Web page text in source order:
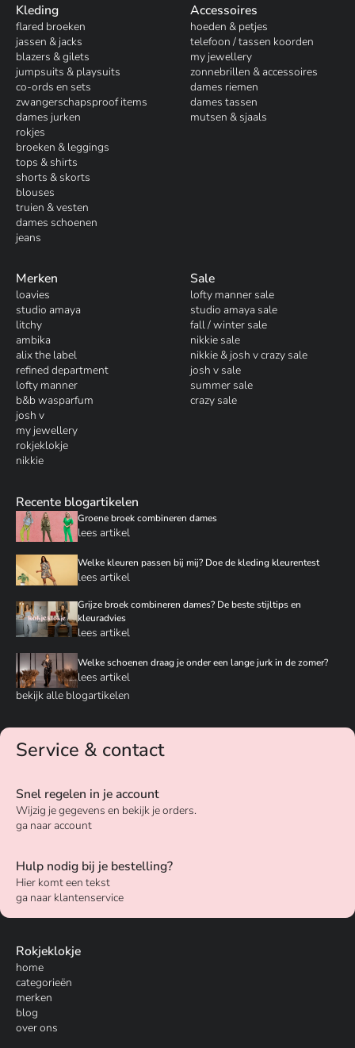
Kleding
flared broeken
jassen & jacks
blazers & gilets
jumpsuits & playsuits
co-ords en sets
zwangerschapsproof items
dames jurken
rokjes
broeken & leggings
tops & shirts
shorts & skorts
blouses
truien & vesten
dames schoenen
jeans
Accessoires
hoeden & petjes
telefoon / tassen koorden
my jewellery
zonnebrillen & accessoires
dames riemen
dames tassen
mutsen & sjaals
Merken
loavies
studio amaya
litchy
ambika
alix the label
refined department
lofty manner
b&b wasparfum
josh v
my jewellery
rokjeklokje
nikkie
Sale
lofty manner sale
studio amaya sale
fall / winter sale
nikkie sale
nikkie & josh v crazy sale
josh v sale
summer sale
crazy sale
Recente blogartikelen
Groene broek combineren dames
lees artikel
Welke kleuren passen bij mij? Doe de kleding kleurentest
lees artikel
Grijze broek combineren dames? De beste stijltips en
kleuradvies
lees artikel
Welke schoenen draag je onder een lange jurk in de zomer?
lees artikel
bekijk alle blogartikelen
Service & contact
Snel regelen in je account
Wijzig je gegevens en bekijk je orders.
ga naar account
Hulp nodig bij je bestelling?
Hier komt een tekst
ga naar klantenservice
Rokjeklokje
home
categorieën
merken
blog
over ons